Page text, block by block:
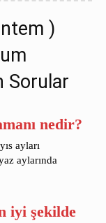
)
Sorular
nedir?
ayları
aylarında
iyi şekilde